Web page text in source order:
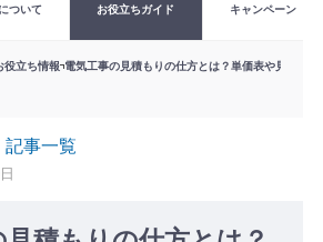
ついて お役立ちガイド キャンペーン
役立ち情報 電気工事の見積もりの仕方とは？単価表や見積書の
記事一覧